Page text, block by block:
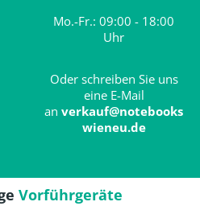
Mo.-Fr.: 09:00 - 18:00
Uhr
Oder schreiben Sie uns
eine E-Mail
an verkauf@notebooks
wieneu.de
Vorführgeräte